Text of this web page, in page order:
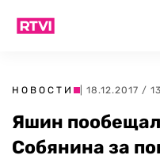
НОВОСТИ | 18.12.2017 /
Яшин пообещал
Собянина за